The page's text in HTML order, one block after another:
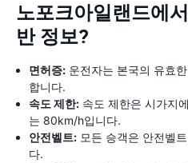
노포크아일랜드에
반 정보?
면허증: 운전자는 본국의 유효
합니다.
속도 제한: 속도 제한은 시가지
는 80km/h입니다.
안전벨트: 모든 승객은 안전벨
다.